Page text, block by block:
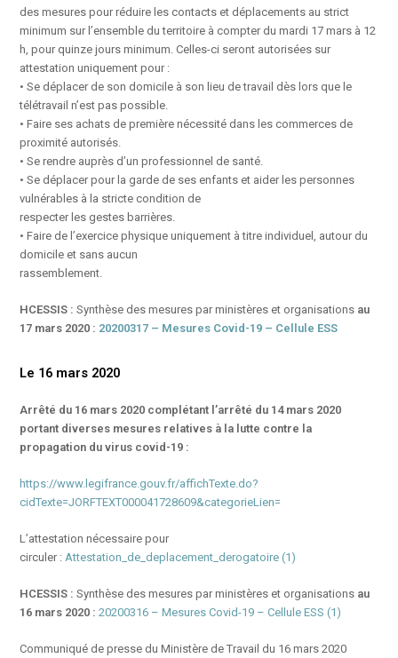
des mesures pour réduire les contacts et déplacements au strict
minimum sur l’ensemble du territoire à compter du mardi 17 mars à 12
h, pour quinze jours minimum. Celles-ci seront autorisées sur
attestation uniquement pour :
• Se déplacer de son domicile à son lieu de travail dès lors que le
télétravail n’est pas possible.
• Faire ses achats de première nécessité dans les commerces de
proximité autorisés.
• Se rendre auprès d’un professionnel de santé.
• Se déplacer pour la garde de ses enfants et aider les personnes
vulnérables à la stricte condition de
respecter les gestes barrières.
• Faire de l’exercice physique uniquement à titre individuel, autour du
domicile et sans aucun
rassemblement.
HCESSIS : Synthèse des mesures par ministères et organisations au
17 mars 2020 : 20200317 – Mesures Covid-19 – Cellule ESS
Le 16 mars 2020
Arrêté du 16 mars 2020 complétant l’arrêté du 14 mars 2020
portant diverses mesures relatives à la lutte contre la
propagation du virus covid-19 :
https://www.legifrance.gouv.fr/affichTexte.do?
cidTexte=JORFTEXT000041728609&categorieLien=
L’attestation nécessaire pour
circuler :Attestation_de_deplacement_derogatoire (1)
HCESSIS : Synthèse des mesures par ministères et organisations au
16 mars 2020 :20200316 – Mesures Covid-19 – Cellule ESS (1)
Communiqué de presse du Ministère de Travail du 16 mars 2020